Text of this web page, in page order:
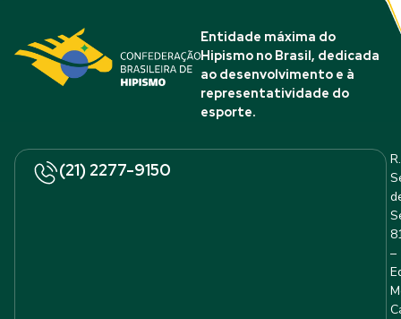
Entidade máxima do
Hipismo no Brasil, dedicada
ao desenvolvimento e à
representatividade do
esporte.
(21) 2277-9150
R.
–